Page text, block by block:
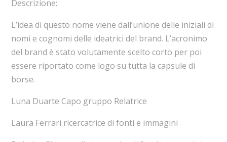
Descrizione:
L’idea di questo nome viene dall’unione delle iniziali di
nomi e cognomi delle ideatrici del brand. L’acronimo
del brand è stato volutamente scelto corto per poi
essere riportato come logo su tutta la capsule di
borse.
Luna Duarte Capo gruppo Relatrice
Laura Ferrari ricercatrice di fonti e immagini